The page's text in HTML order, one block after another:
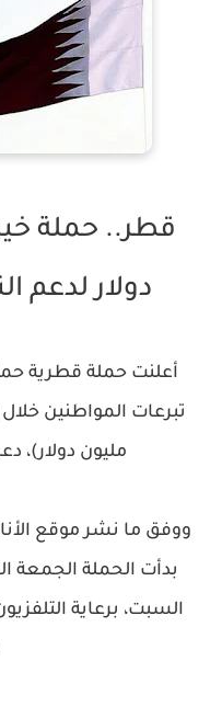
دولار لدعم
أعلنت حملة قطرية
مليون دولار)،
ووفق ما نشر موقع
بدأت الحملة
السبت، برعاية